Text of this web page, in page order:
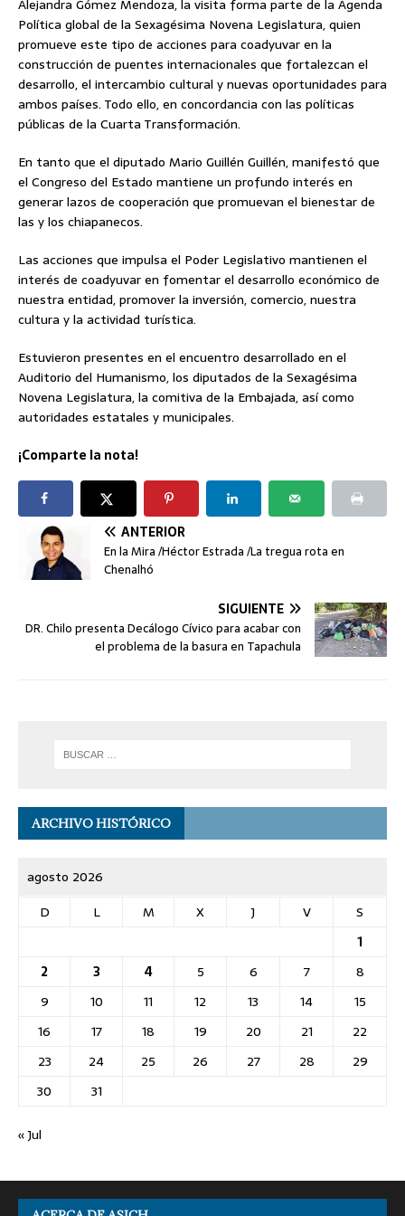
Alejandra Gómez Mendoza, la visita forma parte de la Agenda
Política global de la Sexagésima Novena Legislatura, quien
promueve este tipo de acciones para coadyuvar en la
construcción de puentes internacionales que fortalezcan el
desarrollo, el intercambio cultural y nuevas oportunidades para
ambos países. Todo ello, en concordancia con las políticas
públicas de la Cuarta Transformación.
En tanto que el diputado Mario Guillén Guillén, manifestó que
el Congreso del Estado mantiene un profundo interés en
generar lazos de cooperación que promuevan el bienestar de
las y los chiapanecos.
Las acciones que impulsa el Poder Legislativo mantienen el
interés de coadyuvar en fomentar el desarrollo económico de
nuestra entidad, promover la inversión, comercio, nuestra
cultura y la actividad turística.
Estuvieron presentes en el encuentro desarrollado en el
Auditorio del Humanismo, los diputados de la Sexagésima
Novena Legislatura, la comitiva de la Embajada, así como
autoridades estatales y municipales.
¡Comparte la nota!
ANTERIOR
En la Mira /Héctor Estrada /La tregua rota en
Chenalhó
SIGUIENTE
DR. Chilo presenta Decálogo Cívico para acabar con
el problema de la basura en Tapachula
ARCHIVO HISTÓRICO
agosto 2026
D
L M X J V
S
1
2
3 4 5 6 7
8
9
10 11 12 13 14
15
16
17 18 19 20 21
22
23
24 25 26 27 28
29
30
31
« Jul